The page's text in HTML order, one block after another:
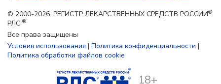
© 2000-2026. РЕГИСТР ЛЕКАРСТВЕННЫХ СРЕДСТВ РОССИИ®
РЛС ®
Все права защищены
Условия использования | Политика конфиденциальности |
Политика обработки файлов cookie
18+